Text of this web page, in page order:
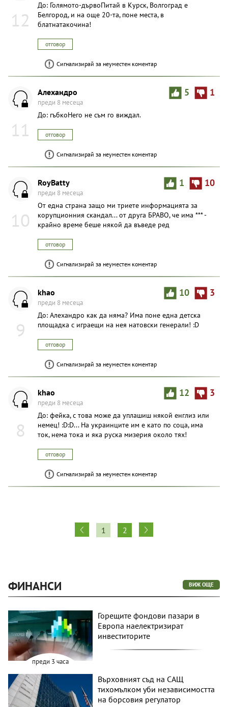
12
До: Голямото-дървоПитай в Курск, Волгоград е
Белгород, и на още 20-та, поне места, в
блатнатакочина!
отговор
Сигнализирай за неуместен коментар
11
5 1
Алехандро
преди 8 месеца
До: гъбкоНего не съм го виждал.
отговор
Сигнализирай за неуместен коментар
10
1 10
RoyBatty
преди 8 месеца
От една страна защо ми триете информацията за
корупционния скандал... от друга БРАВО, че има *** -
крайно време беше някой да въведе ред
отговор
Сигнализирай за неуместен коментар
9
10 3
khao
преди 8 месеца
До: Алехандро как да няма? Има поне една детска
площадка с играещи на нея натовски генерали! :D
отговор
Сигнализирай за неуместен коментар
8
12 3
khao
преди 8 месеца
До: фейка, с това може да уплашиш някой енглиз или
немец! :D:D... На украинците им е като по соца, има
ток, нема тока и яка руска мизерия около тях!
отговор
Сигнализирай за неуместен коментар
1 2
ФИНАНСИ ВИЖ ОЩЕ
преди 3 часа
Горещите фондови пазари в
Европа наелектризират
инвеститорите
Върховният съд на САЩ
тихомълком уби независимостта
на борсовия регулатор